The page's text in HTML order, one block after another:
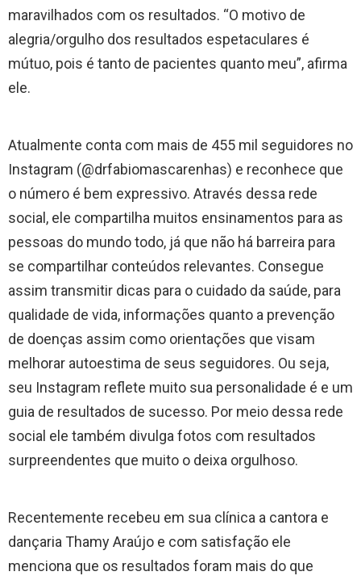
maravilhados com os resultados. “O motivo de
alegria/orgulho dos resultados espetaculares é
mútuo, pois é tanto de pacientes quanto meu”, afirma
ele.
​Atualmente conta com mais de 455 mil seguidores no
Instagram (@drfabiomascarenhas) e reconhece que
o número é bem expressivo. Através dessa rede
social, ele compartilha muitos ensinamentos para as
pessoas do mundo todo, já que não há barreira para
se compartilhar conteúdos relevantes. Consegue
assim transmitir dicas para o cuidado da saúde, para
qualidade de vida, informações quanto a prevenção
de doenças assim como orientações que visam
melhorar autoestima de seus seguidores. Ou seja,
seu Instagram reflete muito sua personalidade é e um
guia de resultados de sucesso. Por meio dessa rede
social ele também divulga fotos com resultados
surpreendentes que muito o deixa orgulhoso.
​Recentemente recebeu em sua clínica a cantora e
dançaria Thamy Araújo e com satisfação ele
menciona que os resultados foram mais do que